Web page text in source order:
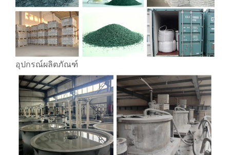
อุปกรณ์ผลิตภัณฑ์